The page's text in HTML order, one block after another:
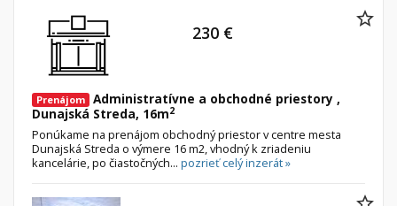
Prenájom Administratívne a obchodné priestory ,
Dunajská Streda, 16m2
Ponúkame na prenájom obchodný priestor v centre mesta
Dunajská Streda o výmere 16 m2, vhodný k zriadeniu
kancelárie, po čiastočných... pozrieť celý inzerát »
230 €